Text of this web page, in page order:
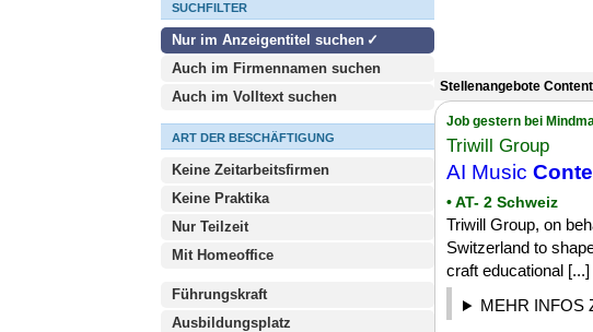
SUCHFILTER
Nur im Anzeigentitel suchen
Auch im Firmennamen suchen
Auch im Volltext suchen
ART DER BESCHÄFTIGUNG
Keine Zeitarbeitsfirmen
Keine Praktika
Nur Teilzeit
Mit Homeoffice
Führungskraft
Ausbildungsplatz
Stellenangebote
Job gestern bei
Triwill Group
AI Music
• AT- 2 Schweiz
Triwill Group, on
Switzerland to
craft educational [...]
MEHR INFOS